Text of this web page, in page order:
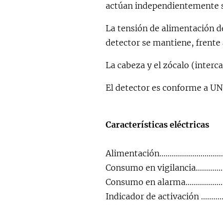
actúan independientemente
La tensión de alimentación
detector se mantiene, frente
La cabeza y el zócalo
El detector es conforme a
Características eléctricas
Consumo en
Consumo en
Indicador de activación